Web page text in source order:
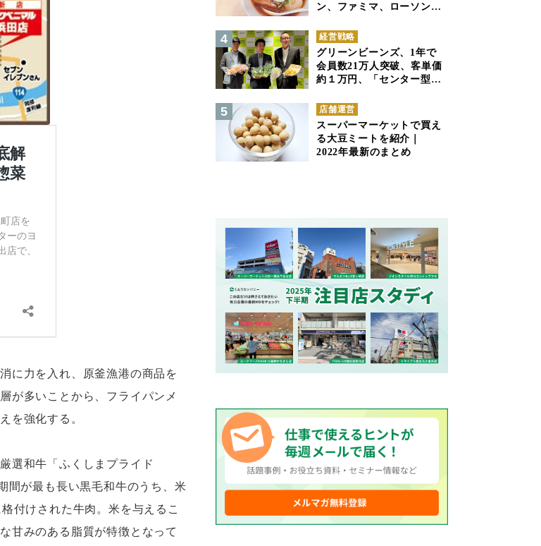
に力を入れ、原釜漁港の商品を
が多いことから、フライパンメ
を強化する。
選和牛「ふくしまプライド
間が最も長い黒毛和牛のうち、米
付けされた牛肉。米を与えるこ
甘みのある脂質が特徴となって
ン、ファミマ、ローソンの
経営戦略
グリーンビーンズ、1年で
会員数21万人突破、客単価
約１万円、「センター型の
も成立できるか
店舗運営
スーパーマーケットで買え
る大豆ミートを紹介｜
2022年最新のまとめ